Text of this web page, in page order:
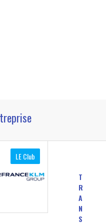
LE Club
T
R
A
N
S